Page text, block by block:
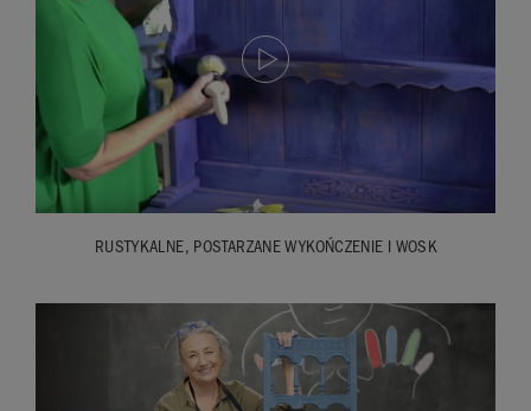
RUSTYKALNE, POSTARZANE WYKOŃCZENIE I WOSK